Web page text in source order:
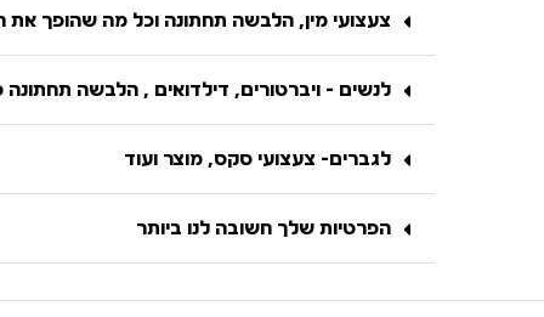
צעצועי מין, הלבשה תחתונה וכל מה שהופך את
לנשים - ויברטורים, דילדואים , הלבשה תחתונה
לגברים- צעצועי סקס, מוצר ועוד
הפרטיות שלך חשובה לנו ביותר